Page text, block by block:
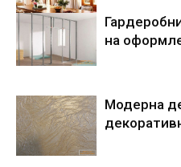
на
Модерна